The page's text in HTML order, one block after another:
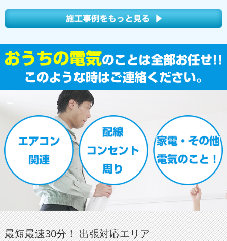
最短最速30分！ 出張対応エリア